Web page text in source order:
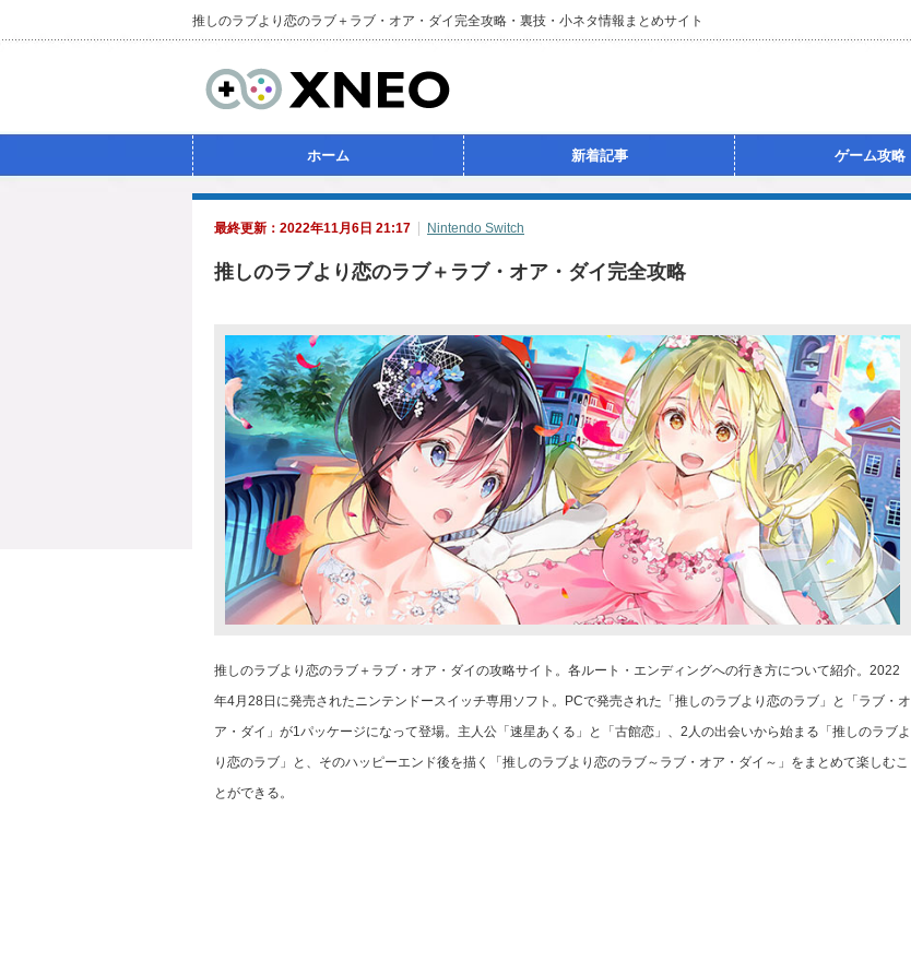
推しのラブより恋のラブ＋ラブ・オア・ダイ完全攻略・裏技・小ネタ情報まとめサイト
ホーム 新着記事 ゲーム攻略
最終更新：2022年11月6日 21:17 Nintendo Switch
推しのラブより恋のラブ＋ラブ・オア・ダイ完全攻略
推しのラブより恋のラブ＋ラブ・オア・ダイの攻略サイト。各ルート・エンディングへの行き方について紹介。2022
年4月28日に発売されたニンテンドースイッチ専用ソフト。PCで発売された「推しのラブより恋のラブ」と「ラブ・オ
ア・ダイ」が1パッケージになって登場。主人公「速星あくる」と「古館恋」、2人の出会いから始まる「推しのラブよ
り恋のラブ」と、そのハッピーエンド後を描く「推しのラブより恋のラブ～ラブ・オア・ダイ～」をまとめて楽しむこ
とができる。